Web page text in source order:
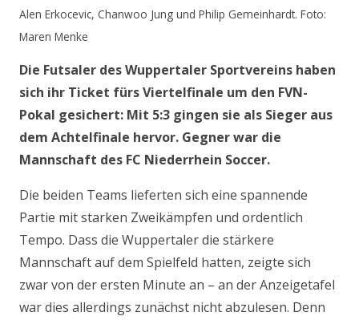
Alen Erkocevic, Chanwoo Jung und Philip Gemeinhardt. Foto:
Maren Menke
Die Futsaler des Wuppertaler Sportvereins haben
sich ihr Ticket fürs Viertelfinale um den FVN-
Pokal gesichert: Mit 5:3 gingen sie als Sieger aus
dem Achtelfinale hervor. Gegner war die
Mannschaft des FC Niederrhein Soccer.
Die beiden Teams lieferten sich eine spannende
Partie mit starken Zweikämpfen und ordentlich
Tempo. Dass die Wuppertaler die stärkere
Mannschaft auf dem Spielfeld hatten, zeigte sich
zwar von der ersten Minute an – an der Anzeigetafel
war dies allerdings zunächst nicht abzulesen. Denn